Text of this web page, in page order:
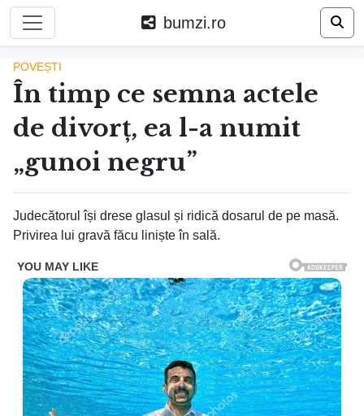
bumzi.ro
POVEȘTI
În timp ce semna actele
de divorț, ea l-a numit
„gunoi negru”
Judecătorul își drese glasul și ridică dosarul de pe masă.
Privirea lui gravă făcu liniște în sală.